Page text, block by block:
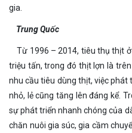
gia.
Trung Quốc
Từ 1996 – 2014, tiêu thụ thịt ở
triệu tấn, trong đó thịt lợn là
nhu cầu tiêu dùng thịt, việc phát
nhỏ, lẻ cũng tăng lên đáng kể.
sự phát triển nhanh chóng của
chăn nuôi gia súc, gia cầm